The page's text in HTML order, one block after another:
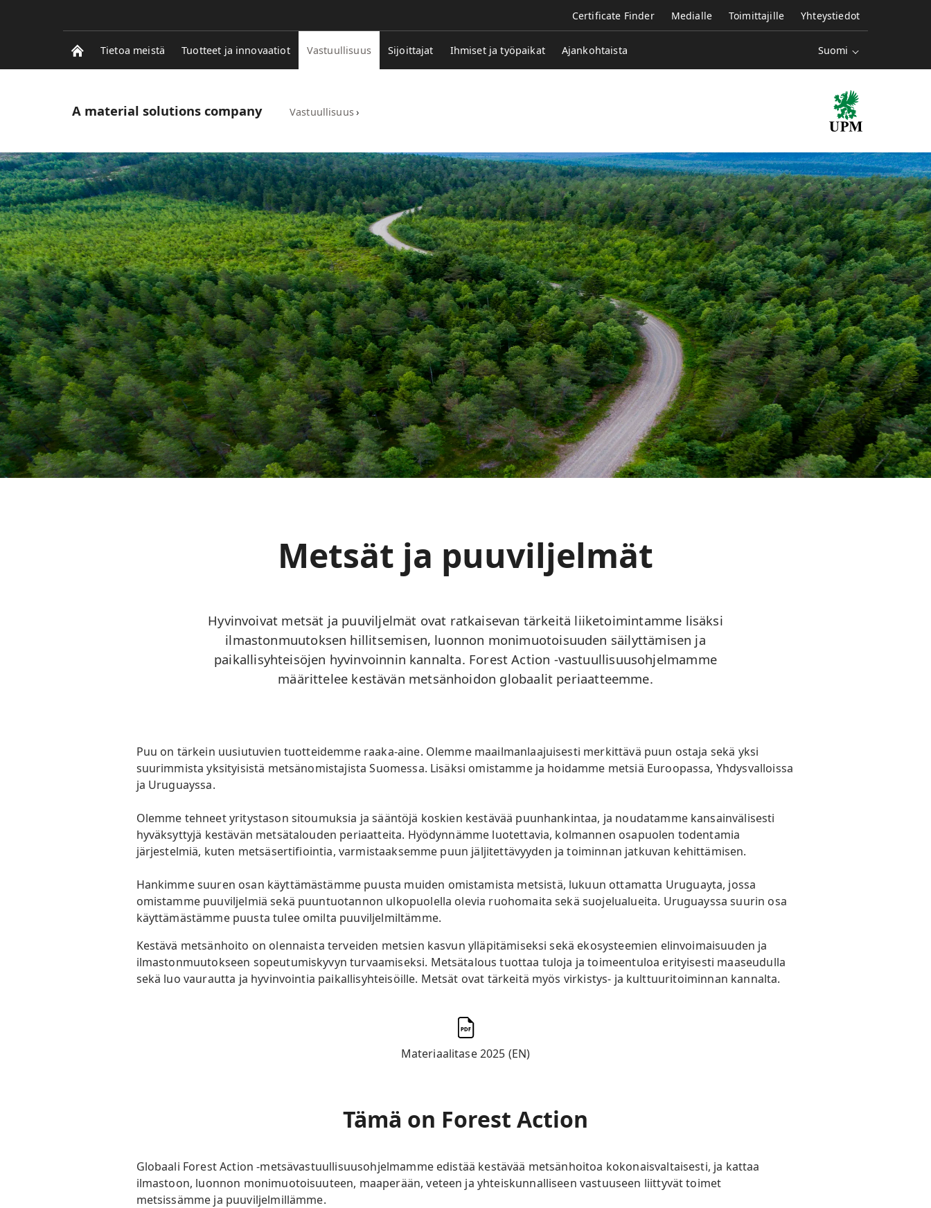
Certificate Finder Medialle Toimittajille Yhteystiedot
Suomi
Tietoa meistä Tuotteet ja innovaatiot Vastuullisuus Sijoittajat Ihmiset ja työpaikat Ajankohtaista
A material solutions company Vastuullisuus›
Metsät ja puuviljelmät
Hyvinvoivat metsät ja puuviljelmät ovat ratkaisevan tärkeitä liiketoimintamme lisäksi
ilmastonmuutoksen hillitsemisen, luonnon monimuotoisuuden säilyttämisen ja
paikallisyhteisöjen hyvinvoinnin kannalta. Forest Action -vastuullisuusohjelmamme
määrittelee kestävän metsänhoidon globaalit periaatteemme.
Puu on tärkein uusiutuvien tuotteidemme raaka-aine. Olemme maailmanlaajuisesti merkittävä puun ostaja sekä yksi
suurimmista yksityisistä metsänomistajista Suomessa. Lisäksi omistamme ja hoidamme metsiä Euroopassa, Yhdysvalloissa
ja Uruguayssa.
Olemme tehneet yritystason sitoumuksia ja sääntöjä koskien kestävää puunhankintaa, ja noudatamme kansainvälisesti
hyväksyttyjä kestävän metsätalouden periaatteita. Hyödynnämme luotettavia, kolmannen osapuolen todentamia
järjestelmiä, kuten metsäsertifiointia, varmistaaksemme puun jäljitettävyyden ja toiminnan jatkuvan kehittämisen.
Hankimme suuren osan käyttämästämme puusta muiden omistamista metsistä, lukuun ottamatta Uruguayta, jossa
omistamme puuviljelmiä sekä puuntuotannon ulkopuolella olevia ruohomaita sekä suojelualueita. Uruguayssa suurin osa
käyttämästämme puusta tulee omilta puuviljelmiltämme.
Kestävä metsänhoito on olennaista terveiden metsien kasvun ylläpitämiseksi sekä ekosysteemien elinvoimaisuuden ja
ilmastonmuutokseen sopeutumiskyvyn turvaamiseksi. Metsätalous tuottaa tuloja ja toimeentuloa erityisesti maaseudulla
sekä luo vaurautta ja hyvinvointia paikallisyhteisöille. Metsät ovat tärkeitä myös virkistys- ja kulttuuritoiminnan kannalta.
Materiaalitase 2025 (EN)
Tämä on Forest Action
Globaali Forest Action -metsävastuullisuusohjelmamme edistää kestävää metsänhoitoa kokonaisvaltaisesti, ja kattaa
ilmastoon, luonnon monimuotoisuuteen, maaperään, veteen ja yhteiskunnalliseen vastuuseen liittyvät toimet
metsissämme ja puuviljelmillämme.